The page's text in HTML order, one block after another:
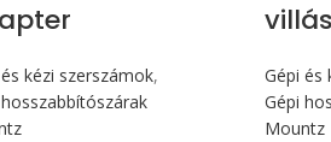
kézi szerszámok,
Gépi és
Gépi
Mountz